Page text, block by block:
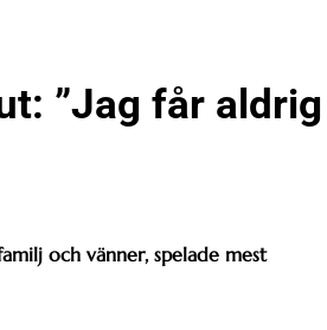
”Jag får aldrig
och vänner, spelade mest